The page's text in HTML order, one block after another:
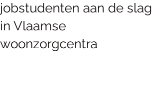
jobstudenten aan de slag
in Vlaamse
woonzorgcentra